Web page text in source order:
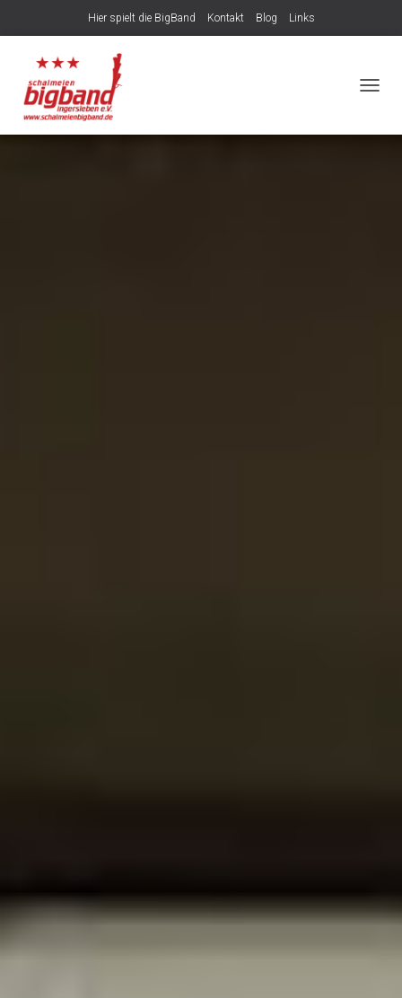
Hier spielt die BigBand Kontakt Blog Links